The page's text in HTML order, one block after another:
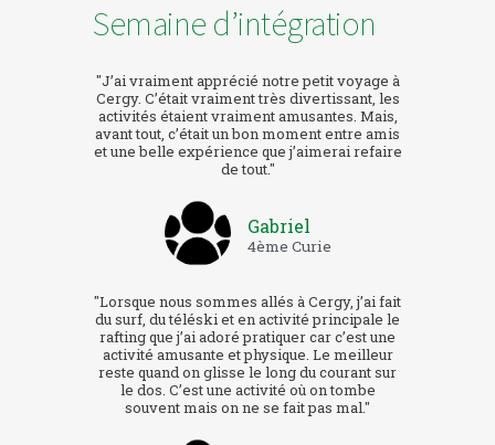
Semaine d’intégration
"J’ai vraiment apprécié notre petit voyage à
Cergy. C’était vraiment très divertissant, les
activités étaient vraiment amusantes. Mais,
avant tout, c’était un bon moment entre amis
et une belle expérience que j’aimerai refaire
de tout."
Gabriel
4ème Curie
"Lorsque nous sommes allés à Cergy, j’ai fait
du surf, du téléski et en activité principale le
rafting que j’ai adoré pratiquer car c’est une
activité amusante et physique. Le meilleur
reste quand on glisse le long du courant sur
le dos. C’est une activité où on tombe
souvent mais on ne se fait pas mal."